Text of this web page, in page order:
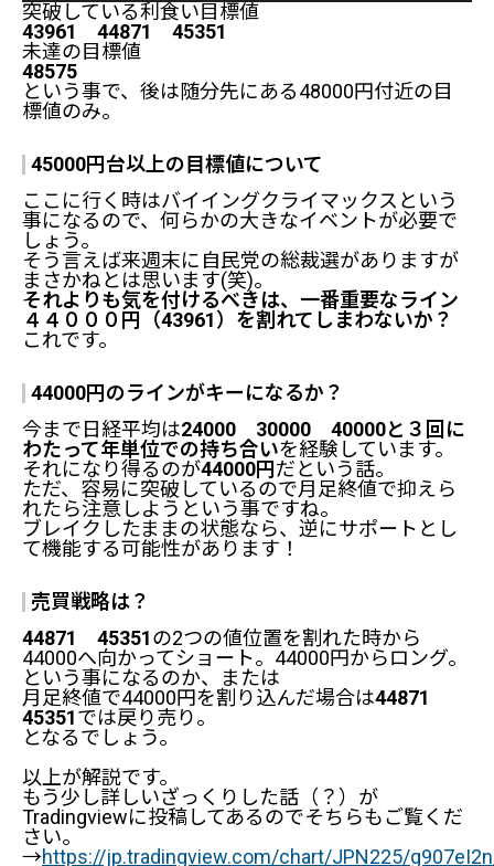
突破している利食い目標値
43961 44871 45351
未達の目標値
48575
という事で、後は随分先にある48000円付近の目
標値のみ。
45000円台以上の目標値について
ここに行く時はバイイングクライマックスという
事になるので、何らかの大きなイベントが必要で
しょう。
そう言えば来週末に自民党の総裁選がありますが
まさかねとは思います(笑)。
それよりも気を付けるべきは、一番重要なライン
４４０００円（43961）を割れてしまわないか？
これです。
44000円のラインがキーになるか？
今まで日経平均は24000 30000 40000と３回に
わたって年単位での持ち合いを経験しています。
それになり得るのが44000円だという話。
ただ、容易に突破しているので月足終値で抑えら
れたら注意しようという事ですね。
ブレイクしたままの状態なら、逆にサポートとし
て機能する可能性があります！
売買戦略は？
44871 45351の2つの値位置を割れた時から
44000へ向かってショート。44000円からロング。
という事になるのか、または
月足終値で44000円を割り込んだ場合は44871
45351では戻り売り。
となるでしょう。
以上が解説です。
もう少し詳しいざっくりした話（？）が
Tradingviewに投稿してあるのでそちらもご覧くだ
さい。
→https://jp.tradingview.com/chart/JPN225/